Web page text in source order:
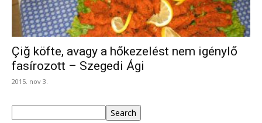
Çiğ köfte, avagy a hőkezelést nem igénylő
fasírozott – Szegedi Ági
2015. nov 3.
Search